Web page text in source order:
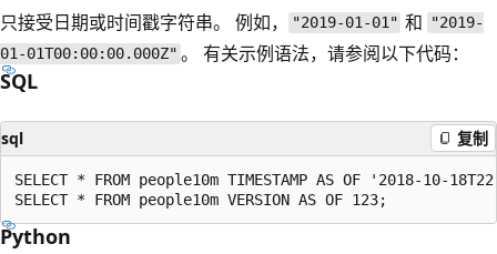
只接受日期或时间戳字符串。 例如，
"2019-01-01" 和
"2019-
01-01T00:00:00.000Z" 。 有关示例语法，请参阅以下代码：
SQL
sql 复制
SELECT * FROM people10m TIMESTAMP AS OF '2018-10-
Python